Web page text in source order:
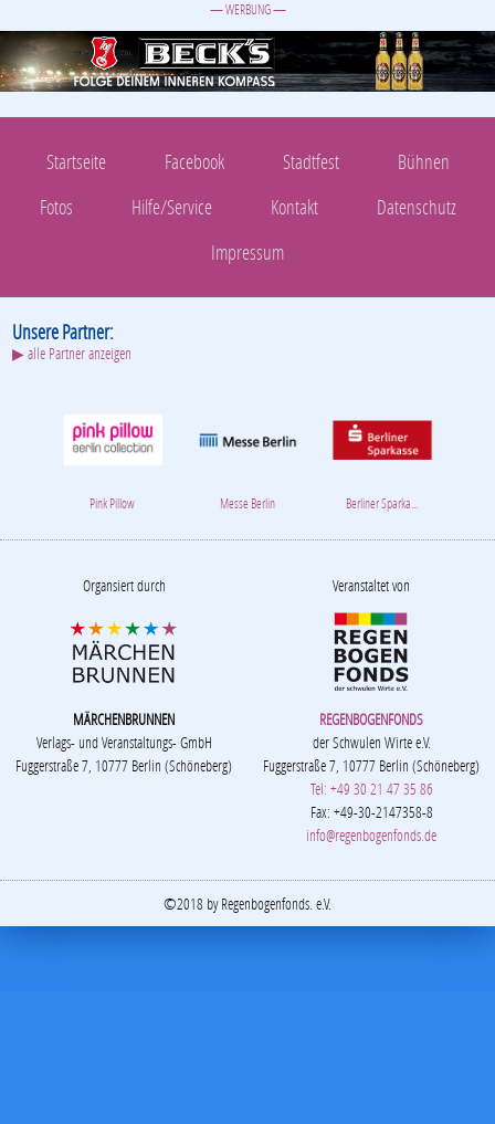
— WERBUNG —
Startseite Facebook Stadtfest
Bühnen
Fotos
Hilfe/Service Kontakt
Datenschutz
Impressum
Unsere Partner:
▶ alle Partner anzeigen
Pink Pillow Messe Berlin Berliner Sparka...
Organsiert durch
MÄRCHENBRUNNEN
Verlags- und Veranstaltungs- GmbH
Fuggerstraße 7, 10777 Berlin (Schöneberg)
Veranstaltet von
REGENBOGENFONDS
der Schwulen Wirte e.V.
Fuggerstraße 7, 10777 Berlin (Schöneberg)
Tel: +49 30 21 47 35 86
Fax: +49-30-2147358-8
info@regenbogenfonds.de
©2018 by Regenbogenfonds. e.V.